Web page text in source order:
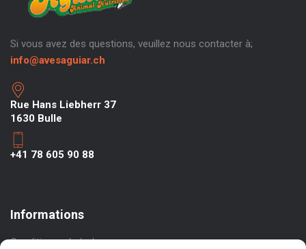
Si vous avez des questions, veuillez nous contacter à;
info@avesaguiar.ch
Rue Hans Liebherr 37
1630 Bulle
+41 78 605 90 88
Informations
Conditions générales